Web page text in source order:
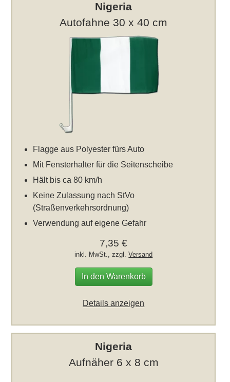
Nigeria
Autofahne 30 x 40 cm
Flagge aus Polyester fürs Auto
Mit Fensterhalter für die Seitenscheibe
Hält bis ca 80 km/h
Keine Zulassung nach StVo
(Straßenverkehrsordnung)
Verwendung auf eigene Gefahr
7,35 €
inkl. MwSt., zzgl.Versand
In den Warenkorb
Details anzeigen
Nigeria
Aufnäher 6 x 8 cm